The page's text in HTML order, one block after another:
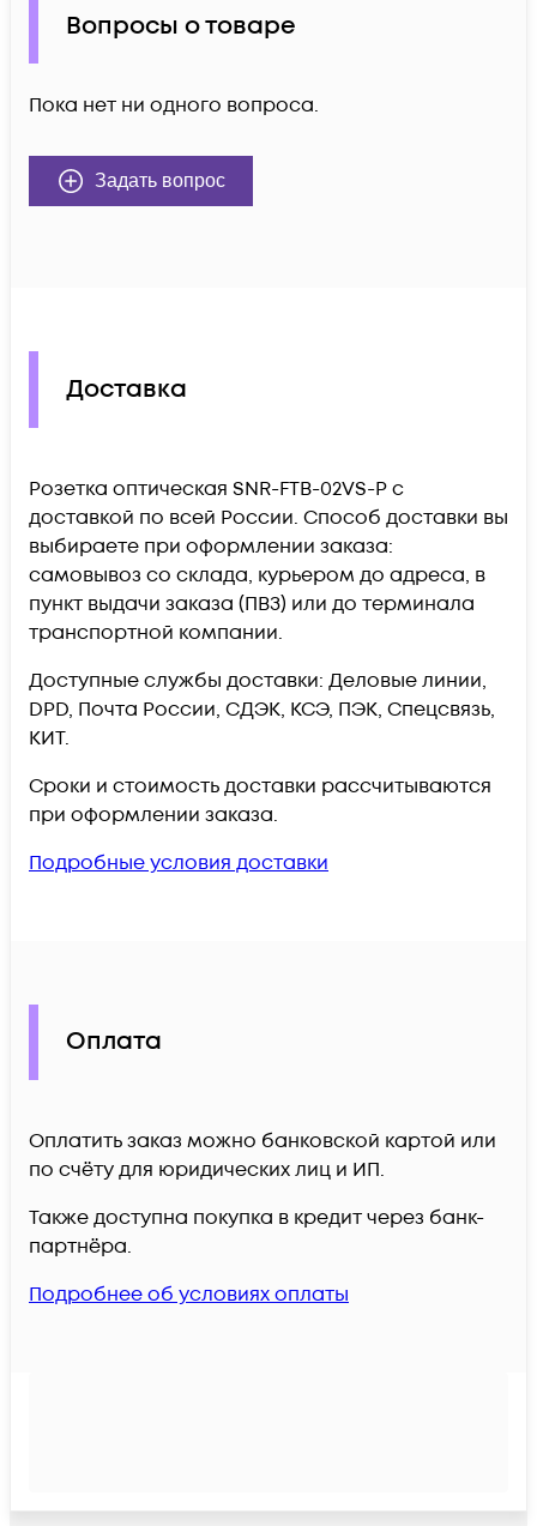
Вопросы о товаре
Пока нет ни одного вопроса.
Задать вопрос
Доставка
Розетка оптическая SNR-FTB-02VS-P c
доставкой по всей России. Способ доставки вы
выбираете при оформлении заказа:
самовывоз со склада, курьером до адреса, в
пункт выдачи заказа (ПВЗ) или до терминала
транспортной компании.
Доступные службы доставки: Деловые линии,
DPD, Почта России, СДЭК, КСЭ, ПЭК, Спецсвязь,
КИТ.
Сроки и стоимость доставки рассчитываются
при оформлении заказа.
Подробные условия доставки
Оплата
Оплатить заказ можно банковской картой или
по счёту для юридических лиц и ИП.
Также доступна покупка в кредит через банк-
партнёра.
Подробнее об условиях оплаты